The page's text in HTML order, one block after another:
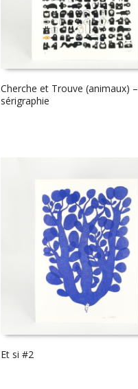
Cherche et Trouve (animaux) –
sérigraphie
Et si #2